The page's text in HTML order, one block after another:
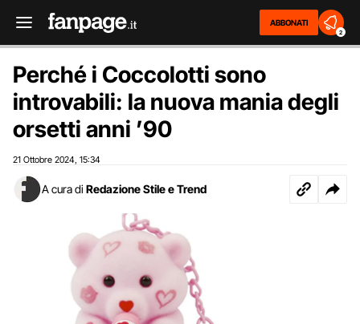
ABBONATI
2
Perché i Coccolotti sono
introvabili: la nuova mania degli
orsetti anni ’90
21 Ottobre 2024 15:34
A cura di Redazione Stile e Trend